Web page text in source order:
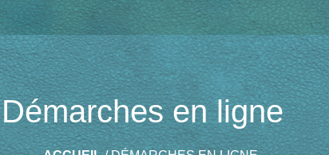
Démarches en ligne